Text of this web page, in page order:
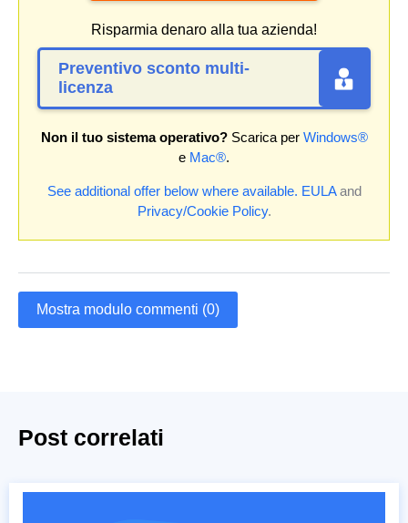
Risparmia denaro alla tua azienda!
Preventivo sconto multi-
licenza
Non il tuo sistema operativo?Scarica per Windows®
e Mac®.
See additional offer below where available. EULAand
Privacy/Cookie Policy.
Mostra modulo commenti (0)
Post correlati